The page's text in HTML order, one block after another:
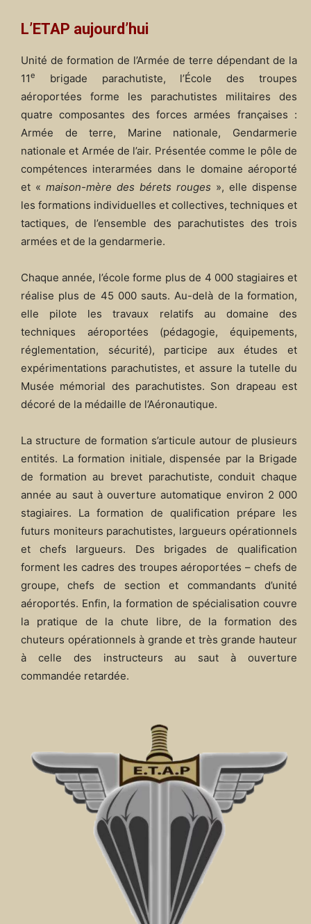
L’ETAP aujourd’hui
Unité de formation de l’Armée de terre dépendant de la
11e
brigade parachutiste, l’École des troupes
aéroportées forme les parachutistes militaires des
quatre composantes des forces armées françaises :
Armée de terre, Marine nationale, Gendarmerie
nationale et Armée de l’air. Présentée comme le pôle de
compétences interarmées dans le domaine aéroporté
et « maison-mère des bérets rouges », elle dispense
les formations individuelles et collectives, techniques et
tactiques, de l’ensemble des parachutistes des trois
armées et de la gendarmerie.
Chaque année, l’école forme plus de 4 000 stagiaires et
réalise plus de 45 000 sauts. Au-delà de la formation,
elle pilote les travaux relatifs au domaine des
techniques aéroportées (pédagogie, équipements,
réglementation, sécurité), participe aux études et
expérimentations parachutistes, et assure la tutelle du
Musée mémorial des parachutistes. Son drapeau est
décoré de la médaille de l’Aéronautique.
La structure de formation s’articule autour de plusieurs
entités. La formation initiale, dispensée par la Brigade
de formation au brevet parachutiste, conduit chaque
année au saut à ouverture automatique environ 2 000
stagiaires. La formation de qualification prépare les
futurs moniteurs parachutistes, largueurs opérationnels
et chefs largueurs. Des brigades de qualification
forment les cadres des troupes aéroportées – chefs de
groupe, chefs de section et commandants d’unité
aéroportés. Enfin, la formation de spécialisation couvre
la pratique de la chute libre, de la formation des
chuteurs opérationnels à grande et très grande hauteur
à celle des instructeurs au saut à ouverture
commandée retardée.